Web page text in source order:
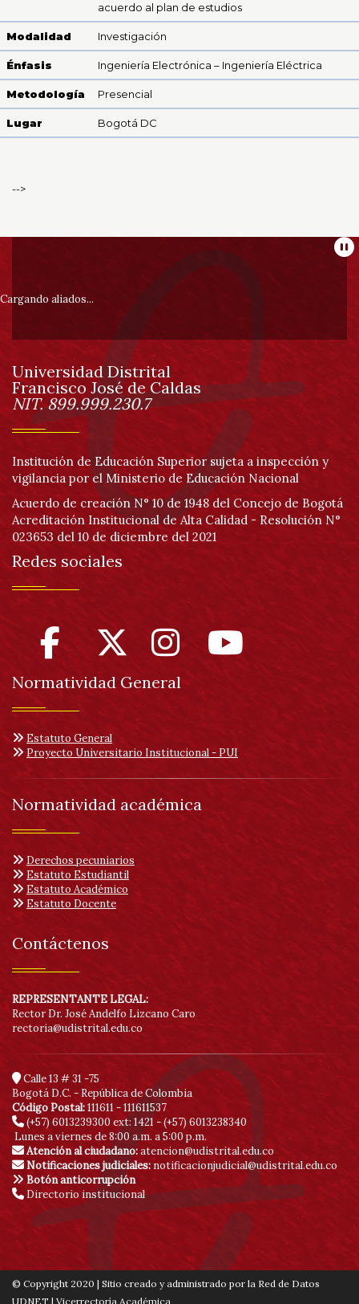
acuerdo al plan de estudios
Modalidad Investigación
Énfasis Ingeniería Electrónica – Ingeniería Eléctrica
Metodología Presencial
Lugar Bogotá DC
-->
Información
pie
de
página
Cargando aliados...
Información
Universidad Distrital
Francisco José de Caldas
NIT. 899.999.230.7
Institución de Educación Superior sujeta a inspección y
vigilancia por el Ministerio de Educación Nacional
Acuerdo de creación N° 10 de 1948 del Concejo de Bogotá
Acreditación Institucional de Alta Calidad - Resolución N°
023653 del 10 de diciembre del 2021
Redes sociales
Normatividad General
Estatuto General
Proyecto Universitario Institucional - PUI
Normatividad académica
Derechos pecuniarios
Estatuto Estudiantil
Estatuto Académico
Estatuto Docente
Contáctenos
REPRESENTANTE LEGAL:
Rector Dr. José Andelfo Lizcano Caro
rectoria@udistrital.edu.co
Calle 13 # 31 -75
Bogotá D.C. - República de Colombia
Código Postal:111611 - 111611537
(+57) 6013239300 ext: 1421 - (+57) 6013238340
Lunes a viernes de 8:00 a.m. a 5:00 p.m.
Atención al ciudadano:atencion@udistrital.edu.co
Notificaciones judiciales: notificacionjudicial@udistrital.edu.co
Botón anticorrupción
Directorio institucional
© Copyright 2020 | Sitio creado y administrado por la Red de Datos
UDNET | Vicerrectoría Académica